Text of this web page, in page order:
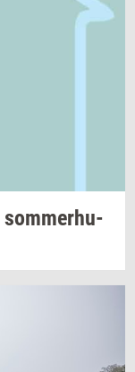
som­mer­hu­